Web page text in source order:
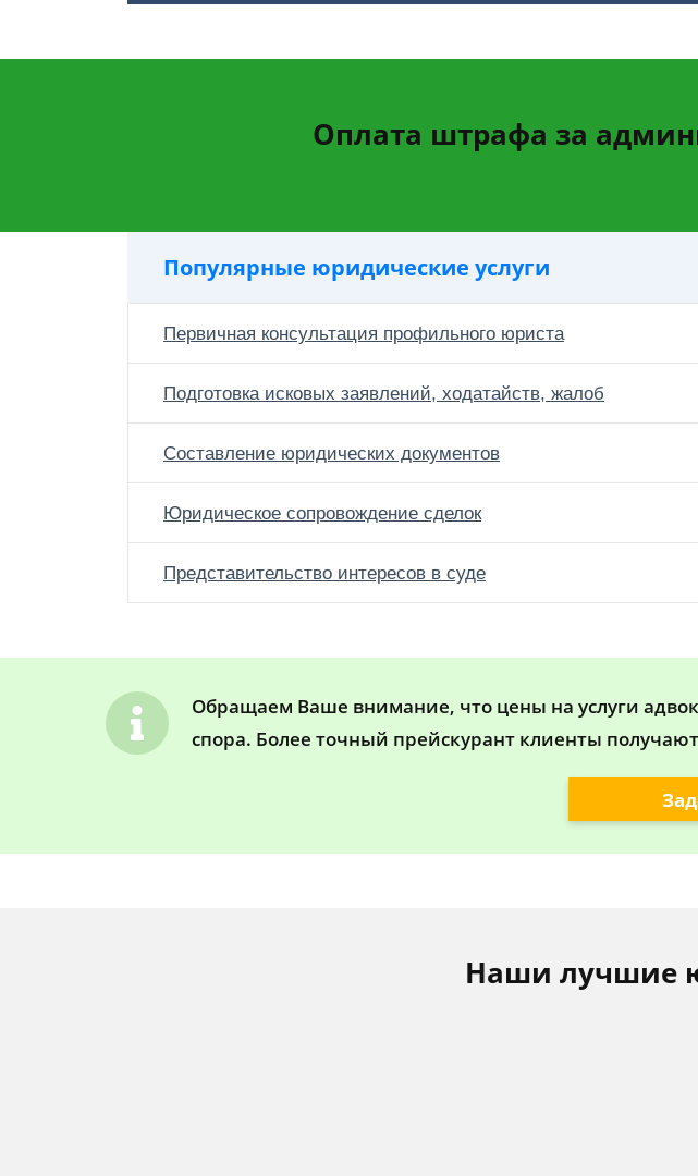
Оплата штрафа за
Популярные юридические услуги
Первичная консультация профильного юриста
Подготовка исковых заявлений, ходатайств, жалоб
Составление юридических документов
Юридическое сопровождение сделок
Представительство интересов в суде
Обращаем Ваше внимание, что цены на услуги
спора. Более точный прейскурант клиенты
Наши лучшие